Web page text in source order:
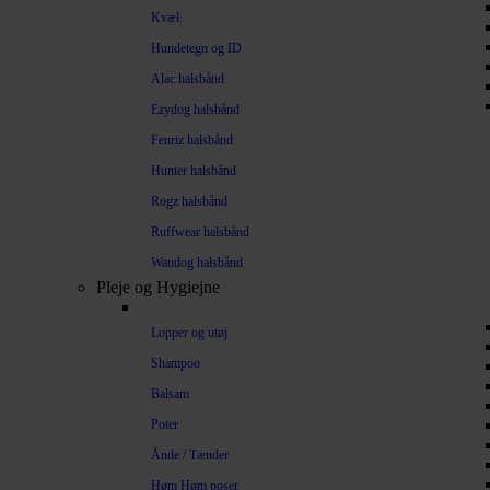
Kvæl
Hundetegn og ID
Alac halsbånd
Ezydog halsbånd
Fenriz halsbånd
Hunter halsbånd
Rogz halsbånd
Ruffwear halsbånd
Waudog halsbånd
Pleje og Hygiejne
Lopper og utøj
Shampoo
Balsam
Poter
Ånde / Tænder
Høm Høm poser